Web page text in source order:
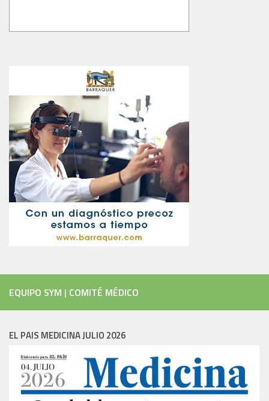
EQUIPO SYM | COMITÉ MÉDICO
EL PAIS MEDICINA JULIO 2026